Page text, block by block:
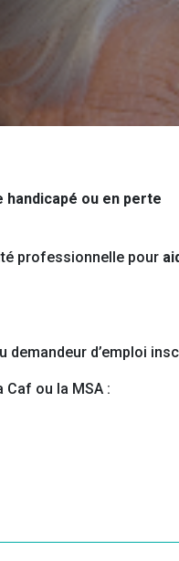
handicapé ou en perte
professionnelle pour
d’emploi
Caf ou la MSA :